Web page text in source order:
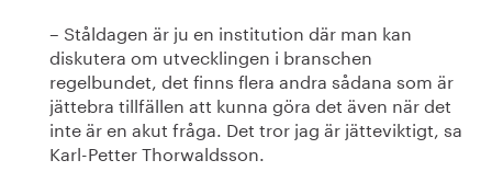
– Ståldagen är ju en institution där man kan
diskutera om utvecklingen i branschen
regelbundet, det finns flera andra sådana som är
jättebra tillfällen att kunna göra det även när det
inte är en akut fråga. Det tror jag är jätteviktigt, sa
Karl-Petter Thorwaldsson.